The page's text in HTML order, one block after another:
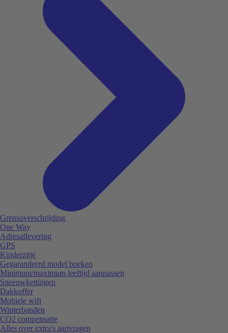
Grensoverschrijding
One Way
Adresaflevering
GPS
Kinderzitje
Gegarandeerd model boeken
Minimum/maximum leeftijd aanpassen
Sneeuwkettingen
Dakkoffer
Mobiele wifi
Winterbanden
CO2 compensatie
Alles over extra's aanvragen